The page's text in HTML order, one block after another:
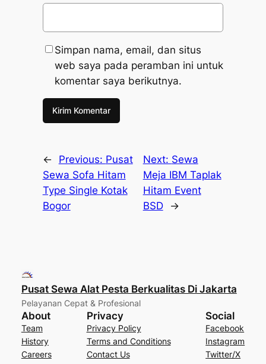
Simpan nama, email, dan situs
web saya pada peramban ini untuk
komentar saya berikutnya.
← Previous: Pusat
Sewa Sofa Hitam
Type Single Kotak
Bogor
Next: Sewa
Meja IBM Taplak
Hitam Event
BSD
→
Pusat Sewa Alat Pesta Berkualitas Di Jakarta
Pelayanan Cepat & Profesional
About
Team
History
Careers
Privacy
Privacy Policy
Terms and Conditions
Contact Us
Social
Facebook
Instagram
Twitter/X